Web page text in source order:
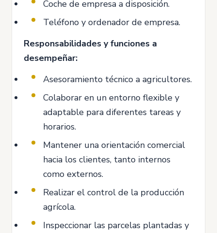
Coche de empresa a disposición.
Teléfono y ordenador de empresa.
Responsabilidades y funciones a
desempeñar:
Asesoramiento técnico a agricultores.
Colaborar en un entorno flexible y
adaptable para diferentes tareas y
horarios.
Mantener una orientación comercial
hacia los clientes, tanto internos
como externos.
Realizar el control de la producción
agrícola.
Inspeccionar las parcelas plantadas y